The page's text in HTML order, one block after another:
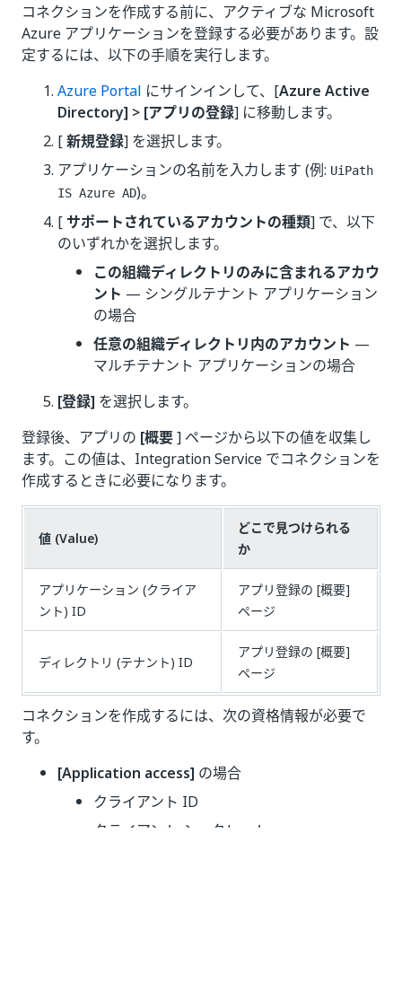
コネクションを作成する前に、アクティブな Microsoft
Azure アプリケーションを登録する必要があります。設
定するには、以下の手順を実行します。
Azure Portal にサインインして、[Azure Active
Directory] > [アプリの登録] に移動します。
[新規登録] を選択します。
アプリケーションの名前を入力します (例: UiPath
IS Azure AD)。
[ サポートされているアカウントの種類] で、以下
のいずれかを選択します。
この組織ディレクトリのみに含まれるアカウ
ント — シングルテナント アプリケーション
の場合
任意の組織ディレクトリ内のアカウント —
マルチテナント アプリケーションの場合
[登録] を選択します。
登録後、アプリの [概要] ページから以下の値を収集し
ます。この値は、Integration Service でコネクションを
作成するときに必要になります。
値 (Value)
どこで見つけられる
か
アプリケーション (クライア
ント) ID
アプリ登録の [概要]
ページ
ディレクトリ (テナント) ID
アプリ登録の [概要]
ページ
コネクションを作成するには、次の資格情報が必要で
す。
[Application access] の場合
クライアント ID
クライアント シークレット